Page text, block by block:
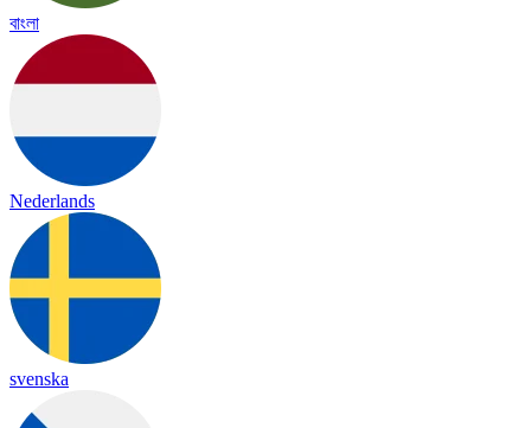
বাংলা
Nederlands
svenska